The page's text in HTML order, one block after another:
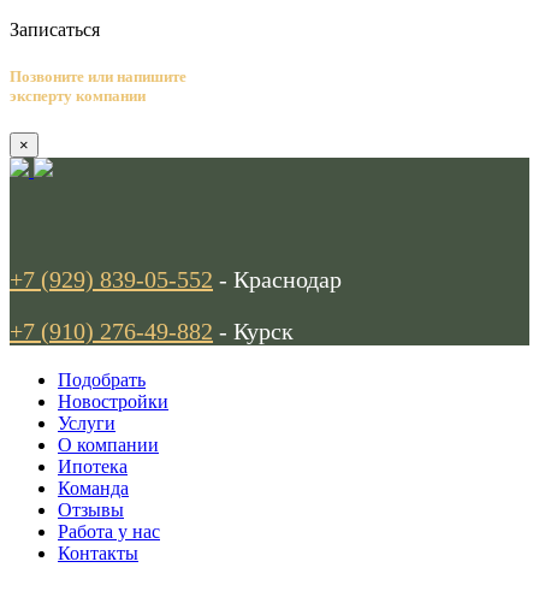
Записаться
Позвоните или напишите
эксперту компании
×
+7 (929) 839-05-552 - Краснодар
+7 (910) 276-49-882 - Курск
Подобрать
Новостройки
Услуги
О компании
Ипотека
Команда
Отзывы
Работа у нас
Контакты